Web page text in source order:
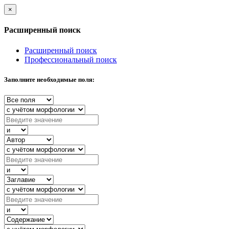
×
Расширенный поиск
Расширенный поиск
Профессиональный поиск
Заполните необходимые поля: